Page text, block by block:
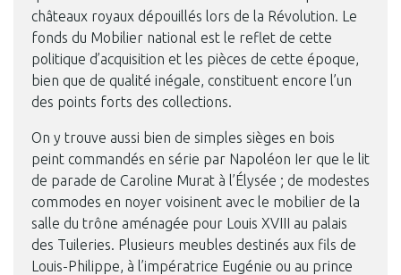
châteaux royaux dépouillés lors de la Révolution. Le
fonds du Mobilier national est le reflet de cette
politique d’acquisition et les pièces de cette époque,
bien que de qualité inégale, constituent encore l’un
des points forts des collections.
On y trouve aussi bien de simples sièges en bois
peint commandés en série par Napoléon Ier que le lit
de parade de Caroline Murat à l’Élysée ; de modestes
commodes en noyer voisinent avec le mobilier de la
salle du trône aménagée pour Louis XVIII au palais
des Tuileries. Plusieurs meubles destinés aux fils de
Louis-Philippe, à l’impératrice Eugénie ou au prince